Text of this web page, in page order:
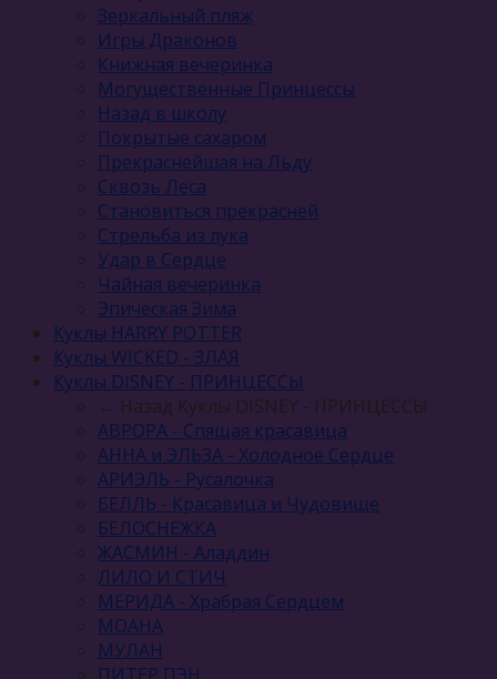
Зеркальный пляж
Игры Драконов
Книжная вечеринка
Могущественные Принцессы
Назад в школу
Покрытые сахаром
Прекраснейшая на Льду
Сквозь Леса
Становиться прекрасней
Стрельба из лука
Удар в Сердце
Чайная вечеринка
Эпическая Зима
Куклы HARRY POTTER
Куклы WICKED - ЗЛАЯ
Куклы DISNEY - ПРИНЦЕССЫ
← Назад Куклы DISNEY - ПРИНЦЕССЫ
АВРОРА - Спящая красавица
АННА и ЭЛЬЗА - Холодное Сердце
АРИЭЛЬ - Русалочка
БЕЛЛЬ - Красавица и Чудовище
БЕЛОСНЕЖКА
ЖАСМИН - Аладдин
ЛИЛО И СТИЧ
МЕРИДА - Храбрая Сердцем
МОАНА
МУЛАН